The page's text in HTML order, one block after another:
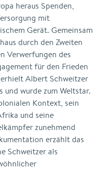
heraus Spenden,
mit
Gerät. Gemeinsam
durch den Zweiten
Verwerfungen des
für den Frieden
Albert Schweitzer
und wurde zum Weltstar.
Kontext, sein
und seine
zunehmend
erzählt das
Schweitzer als